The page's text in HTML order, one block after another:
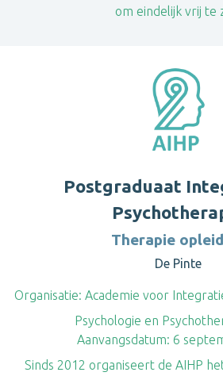
om eindelijk vrij te
Postgraduaat
Therapie
De Pinte
Organisatie: Academie voor
Psychologie en
Aanvangsdatum: 6
Sinds 2012 organiseert de AIHP